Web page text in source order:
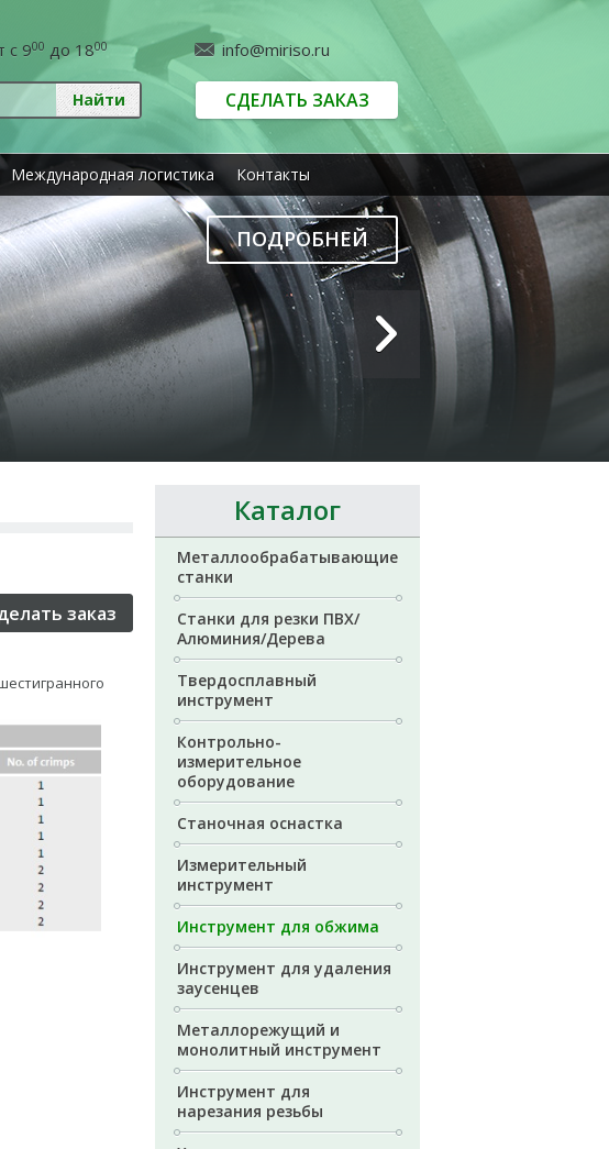
с 900 до 1800 info@miriso.ru
СДЕЛАТЬ ЗАКАЗ
Международная логистика Контакты
ПОДРОБНЕЙ
Каталог
Металлообрабатывающие
станки
Станки для резки ПВХ/
Алюминия/Дерева
Твердосплавный
инструмент
Контрольно-
измерительное
оборудование
Станочная оснастка
Измерительный
инструмент
Инструмент для обжима
Инструмент для удаления
заусенцев
Металлорежущий и
монолитный инструмент
Инструмент для
нарезания резьбы